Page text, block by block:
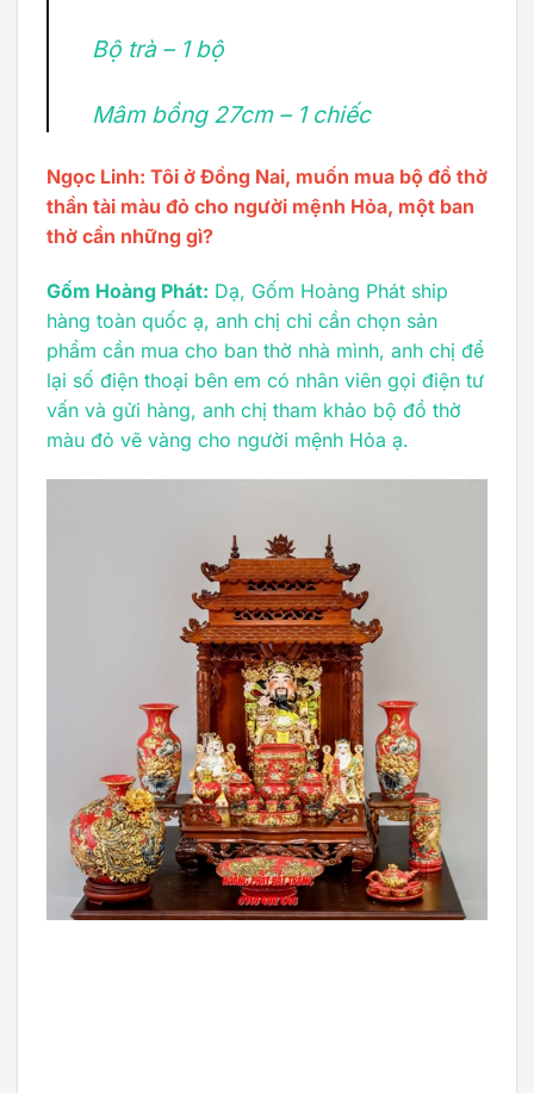
Bộ trà – 1 bộ
Mâm bồng 27cm – 1 chiếc
Ngọc Linh: Tôi ở Đồng Nai, muốn mua bộ đồ thờ
thần tài màu đỏ cho người mệnh Hỏa, một ban
thờ cần những gì?
Gốm Hoàng Phát: Dạ, Gốm Hoàng Phát ship
hàng toàn quốc ạ, anh chị chỉ cần chọn sản
phẩm cần mua cho ban thờ nhà mình, anh chị để
lại số điện thoại bên em có nhân viên gọi điện tư
vấn và gửi hàng, anh chị tham khảo bộ đồ thờ
màu đỏ vẽ vàng cho người mệnh Hỏa ạ.